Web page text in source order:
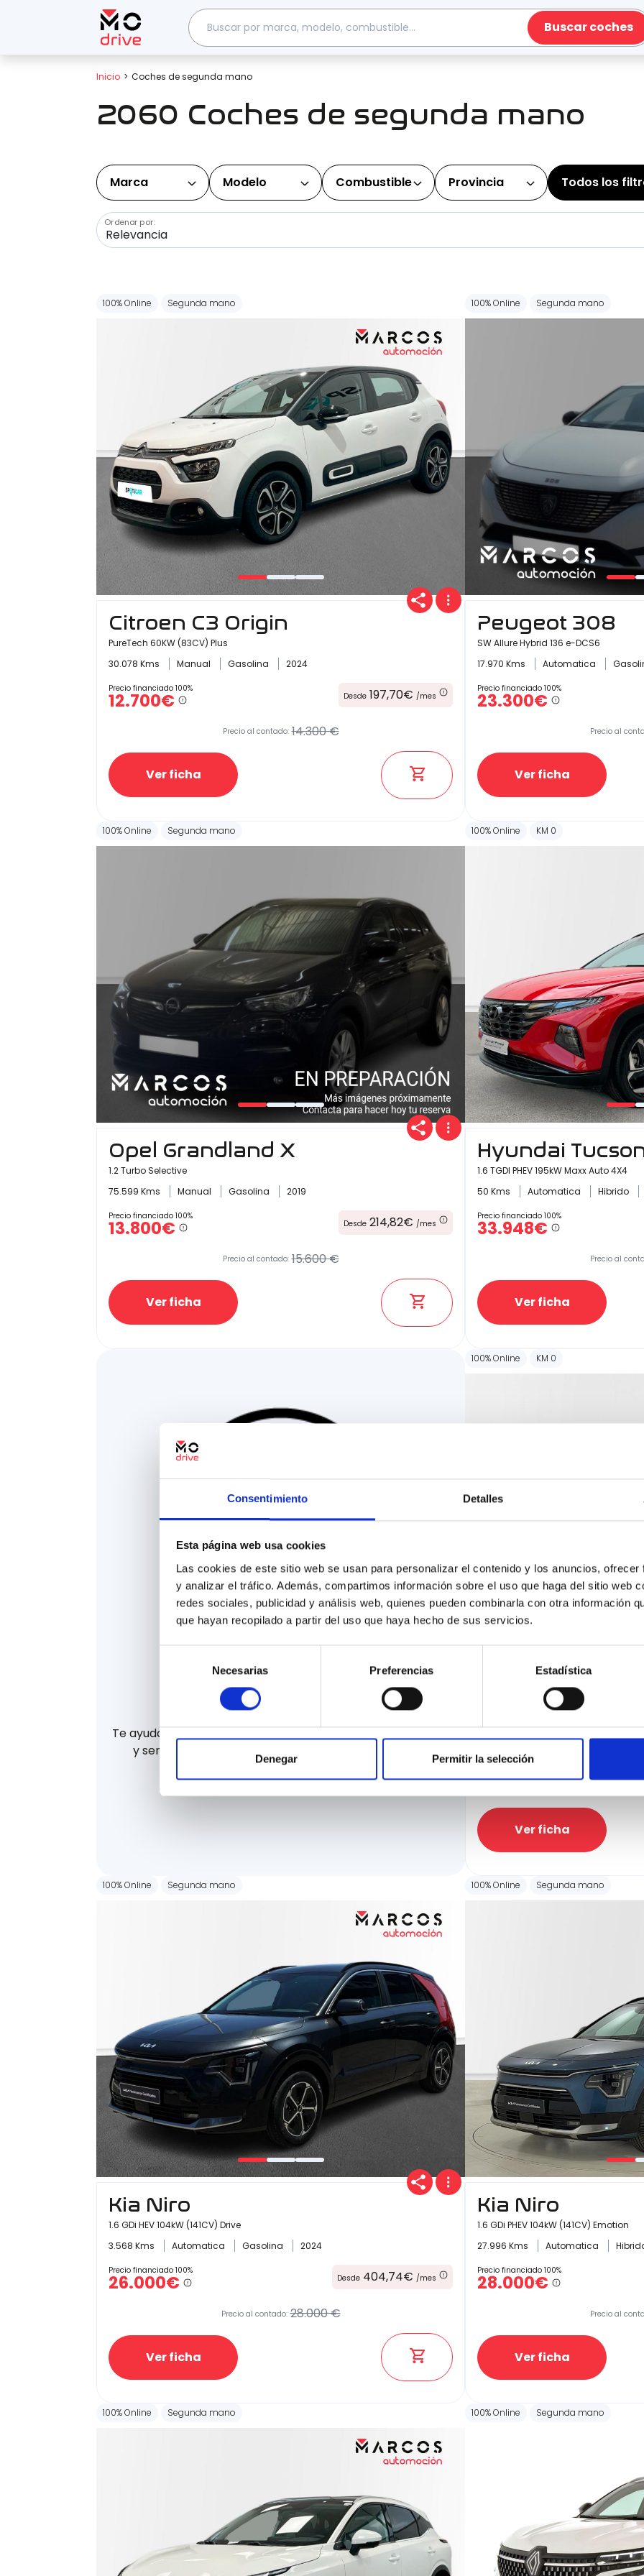
Consentimiento Detalles
Esta página web usa cookies
Las cookies de este sitio web se usan para personalizar el contenido y los anuncios,
y analizar el tráfico. Además, compartimos información sobre el uso que haga del sitio web
redes sociales, publicidad y análisis web, quienes pueden combinarla con otra información
que hayan recopilado a partir del uso que haya hecho de sus servicios.
consentimiento
Necesarias Preferencias Estadística
Denegar Permitir la selección
Buscar coches
Inicio Coches de segunda mano
2060 Coches de segunda mano
Todos los
Marca Modelo Combustible Provincia
Ordenar por:
100% Online Segunda mano
Citroen C3 Origin
PureTech 60KW (83CV) Plus
30.078 Kms
Manual Gasolina 2024
Precio financiado 100%
12.700€ Desde 197,70€ /mes
Precio al contado: 14.300 €
Ver ficha
100% Online Segunda mano
Peugeot 308
SW Allure Hybrid 136 e-DCS6
17.970 Kms
Automatica
Precio financiado 100%
23.300€
Precio al
Ver ficha
100% Online Segunda mano
Opel Grandland X
1.2 Turbo Selective
75.599 Kms
Manual Gasolina 2019
Precio financiado 100%
13.800€ Desde 214,82€ /mes
Precio al contado: 15.600 €
Ver ficha
100% Online KM 0
Hyundai
1.6 TGDI PHEV 195kW Maxx Auto 4X4
50 Kms
Automatica Hibrido
Precio financiado 100%
33.948€
Precio al
Ver ficha
La mejor financiación
Te ayudamos a financiar tu coche de la manera más rápida
y sencilla. Te ayudamos a conseguir hasta el 100% de
financiación.
100% Online KM 0
MG ZS
Precio financiado 100%
23.970€
Ver ficha
100% Online Segunda mano
Kia Niro
1.6 GDi HEV 104kW (141CV) Drive
3.568 Kms
Automatica Gasolina 2024
Precio financiado 100%
26.000€ Desde 404,74€ /mes
Precio al contado: 28.000 €
Ver ficha
100% Online Segunda mano
Kia Niro
1.6 GDi PHEV 104kW (141CV) Emotion
27.996 Kms
Automatica
Precio financiado 100%
28.000€
Precio al
Ver ficha
100% Online Segunda mano 100% Online Segunda mano